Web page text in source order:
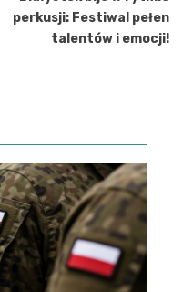
perkusji: Festiwal pełen
talentów i emocji!